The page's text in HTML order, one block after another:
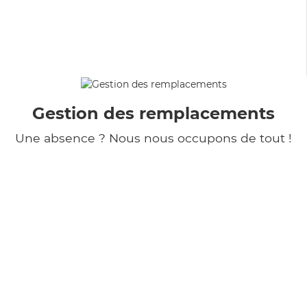
Gestion des remplacements
Une absence ? Nous nous occupons de tout !